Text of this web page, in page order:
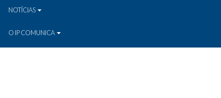
NOTÍCIAS
O IP COMUNICA